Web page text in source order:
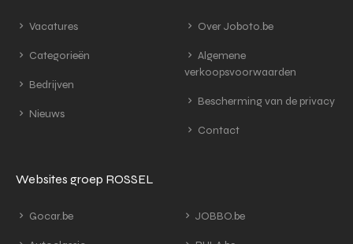
Vacatures
Categorieën
Bedrijven
Nieuws
Over Joboto.be
Algemene
verkoopsvoorwaarden
Bescherming van de privacy
Contact
Websites groep ROSSEL
Gocar.be JOBBO.be